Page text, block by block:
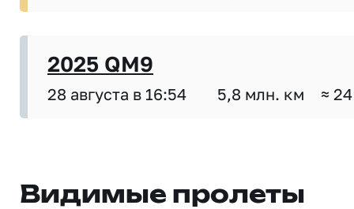
2025 QM9
28 августа в 16:54 5,8 млн. км ≈
Видимые пролеты